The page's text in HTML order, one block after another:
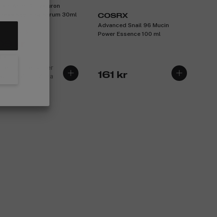
Acid 10 Hyaluron
Soothing Serum 30ml
gäller
köp av 2 från Anua
COSRX
Advanced Snail 96 Mucin
Power Essence 100 ml
161 kr